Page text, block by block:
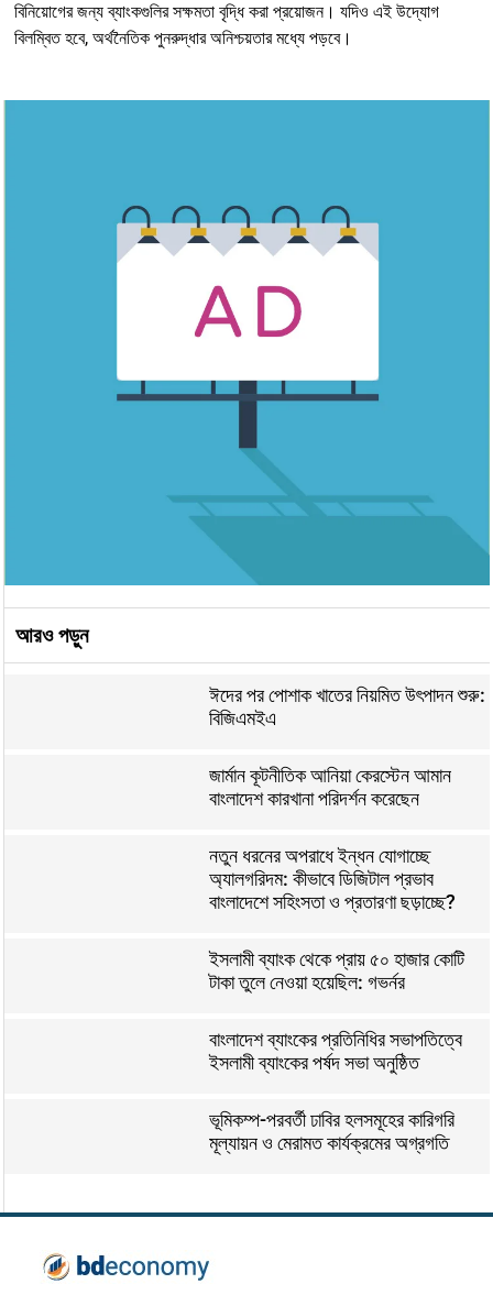
বিনিয়োগের জন্য ব্যাংকগুলির সক্ষমতা বৃদ্ধি করা প্রয়োজন। যদিও এই উদ্যোগ
বিলম্বিত হবে, অর্থনৈতিক পুনরুদ্ধার অনিশ্চয়তার মধ্যে পড়বে।
আরও পড়ুন
ঈদের পর পোশাক খাতের নিয়মিত উৎপাদন শুরু:
বিজিএমইএ
জার্মান কূটনীতিক আনিয়া কেরস্টেন আমান
বাংলাদেশ কারখানা পরিদর্শন করেছেন
নতুন ধরনের অপরাধে ইন্ধন যোগাচ্ছে
অ্যালগরিদম: কীভাবে ডিজিটাল প্রভাব
বাংলাদেশে সহিংসতা ও প্রতারণা ছড়াচ্ছে?
ইসলামী ব্যাংক থেকে প্রায় ৫০ হাজার কোটি
টাকা তুলে নেওয়া হয়েছিল: গভর্নর
বাংলাদেশ ব্যাংকের প্রতিনিধির সভাপতিত্বে
ইসলামী ব্যাংকের পর্ষদ সভা অনুষ্ঠিত
ভূমিকম্প-পরবর্তী ঢাবির হলসমূহের কারিগরি
মূল্যায়ন ও মেরামত কার্যক্রমের অগ্রগতি